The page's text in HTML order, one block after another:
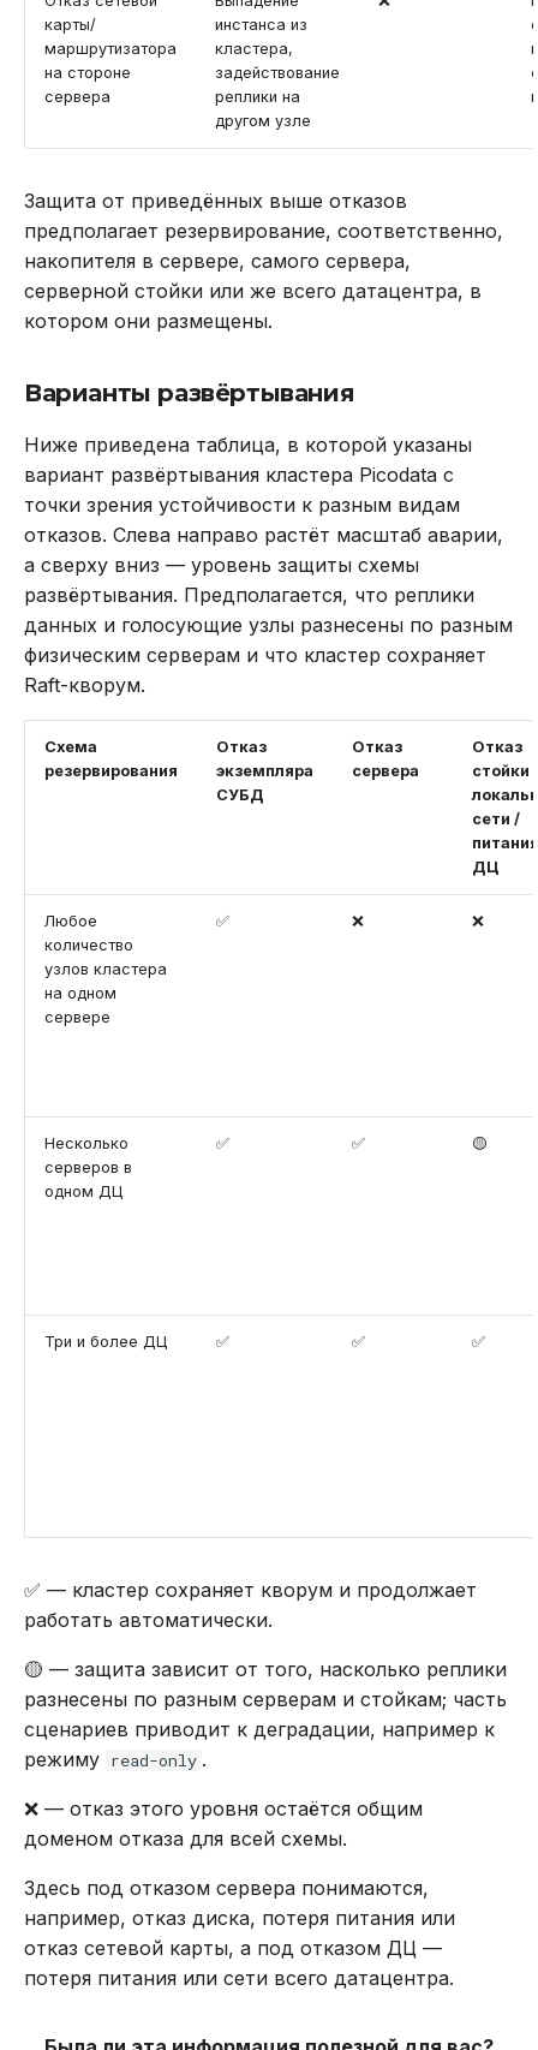
карты/
маршрутизатора
на стороне
сервера
инстанса из
кластера,
задействование
реплики на
другом узле
Защита от приведённых выше отказов
предполагает резервирование, соответственно,
накопителя в сервере, самого сервера,
серверной стойки или же всего датацентра, в
котором они размещены.
Варианты развёртывания
Ниже приведена таблица, в которой указаны
вариант развёртывания кластера Picodata с
точки зрения устойчивости к разным видам
отказов. Слева направо растёт масштаб аварии,
а сверху вниз — уровень защиты схемы
развёртывания. Предполагается, что реплики
данных и голосующие узлы разнесены по разным
физическим серверам и что кластер сохраняет
Raft-кворум.
Схема
резервирования
Отказ
экземпляра
СУБД
Отказ
сервера
Отказ
стойки /
сети /
ДЦ
Любое
количество
узлов кластера
на одном
сервере
✅ ❌ ❌
Несколько
серверов в
одном ДЦ
✅ ✅ 🟡
Три и более ДЦ ✅ ✅ ✅
✅ — кластер сохраняет кворум и продолжает
работать автоматически.
🟡 — защита зависит от того, насколько реплики
разнесены по разным серверам и стойкам; часть
сценариев приводит к деградации, например к
режиму read-only .
❌ — отказ этого уровня остаётся общим
доменом отказа для всей схемы.
Здесь под отказом сервера понимаются,
например, отказ диска, потеря питания или
отказ сетевой карты, а под отказом ДЦ —
потеря питания или сети всего датацентра.